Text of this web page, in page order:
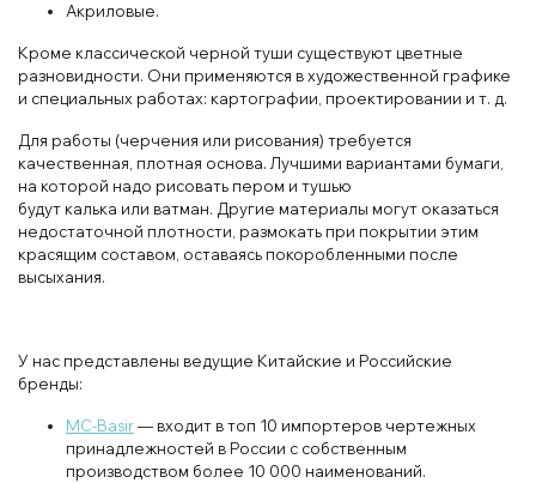
Акриловые.
Кроме классической черной туши существуют цветные
разновидности. Они применяются в художественной графике
и специальных работах: картографии, проектировании и т. д.
Для работы (черчения или рисования) требуется
качественная, плотная основа. Лучшими вариантами бумаги,
на которой надо рисовать пером и тушью
будут калька или ватман. Другие материалы могут оказаться
недостаточной плотности, размокать при покрытии этим
красящим составом, оставаясь покоробленными после
высыхания.
У нас представлены ведущие Китайские и Российские
бренды:
MC-Basir— входит в топ 10 импортеров чертежных
принадлежностей в России с собственным
производством более 10 000 наименований.